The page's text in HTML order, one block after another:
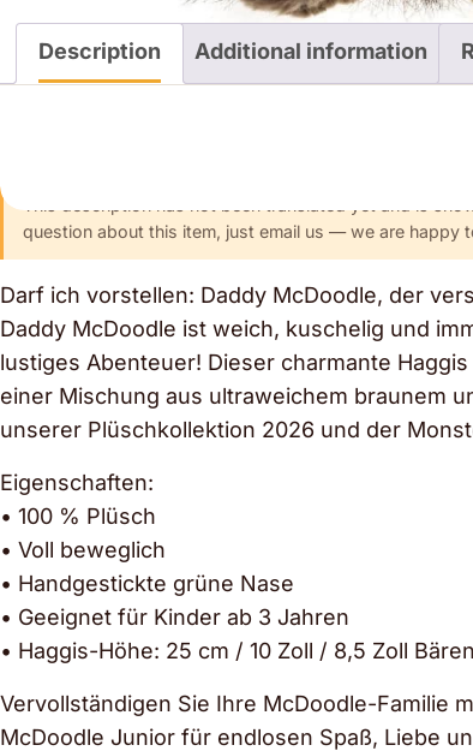
Description Additional information
question about this item, just email us — we are happy
Darf ich vorstellen: Daddy McDoodle, der
Daddy McDoodle ist weich, kuschelig und
lustiges Abenteuer! Dieser charmante
einer Mischung aus ultraweichem braunem
unserer Plüschkollektion 2026 und der
Eigenschaften:
• 100 % Plüsch
• Voll beweglich
• Handgestickte grüne Nase
• Geeignet für Kinder ab 3 Jahren
• Haggis-Höhe: 25 cm / 10 Zoll / 8,5 Zoll
Vervollständigen Sie Ihre McDoodle-Familie
McDoodle Junior für endlosen Spaß, Liebe